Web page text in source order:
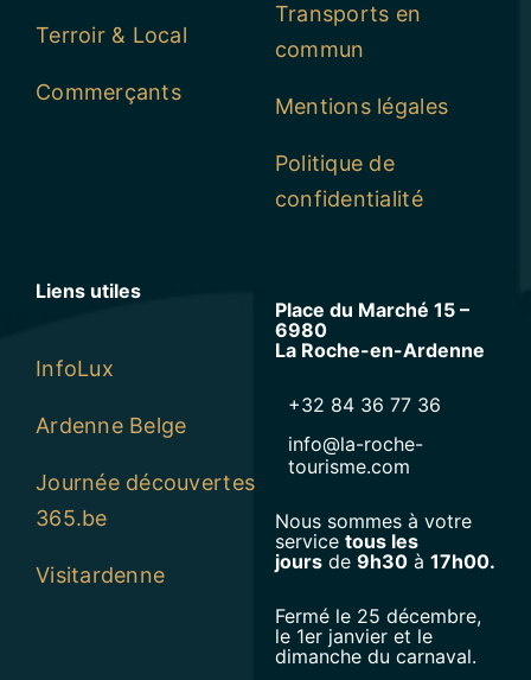
Terroir & Local
Commerçants
Transports en
commun
Mentions légales
Politique de
confidentialité
Liens utiles
InfoLux
Ardenne Belge
Journée découvertes
365.be
Visitardenne
Place du Marché 15 –
6980
La Roche-en-Ardenne
+32 84 36 77 36
info@la-roche-
tourisme.com
Nous sommes à votre
service tous les
joursde 9h30à 17h00.
Fermé le 25 décembre,
le 1er janvier et le
dimanche du carnaval.